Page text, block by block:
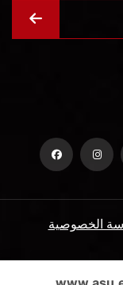
الخصوصية
الشائعة